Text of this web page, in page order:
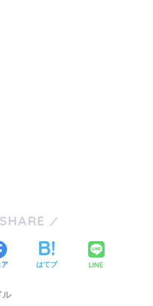
SHARE
ア はてブ LINE
ル